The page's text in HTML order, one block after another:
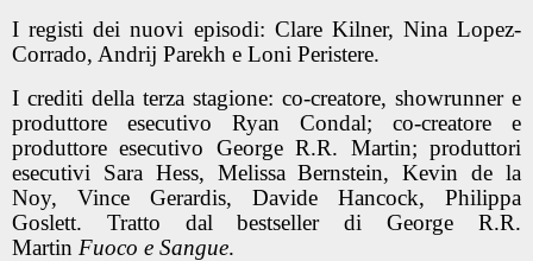
I registi dei nuovi episodi: Clare Kilner, Nina Lopez-
Corrado, Andrij Parekh e Loni Peristere.
I crediti della terza stagione: co-creatore, showrunner e
produttore esecutivo Ryan Condal; co-creatore e
produttore esecutivo George R.R. Martin; produttori
esecutivi Sara Hess, Melissa Bernstein, Kevin de la
Noy, Vince Gerardis, Davide Hancock, Philippa
Goslett. Tratto dal bestseller di George R.R.
Martin Fuoco e Sangue.